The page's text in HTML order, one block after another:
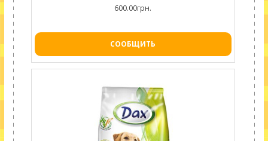
600.00грн.
СООБЩИТЬ